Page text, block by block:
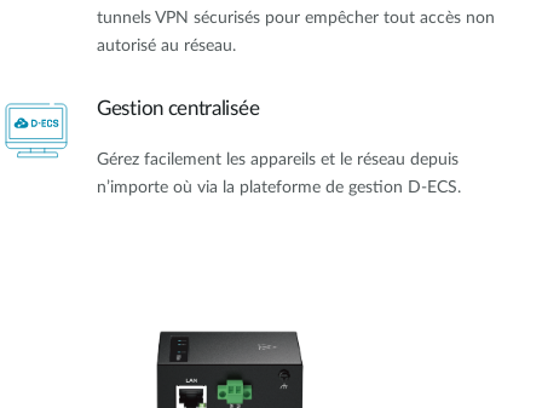
tunnels VPN sécurisés pour empêcher tout accès non
autorisé au réseau.
Gestion centralisée
Gérez facilement les appareils et le réseau depuis
n’importe où via la plateforme de gestion D-ECS.